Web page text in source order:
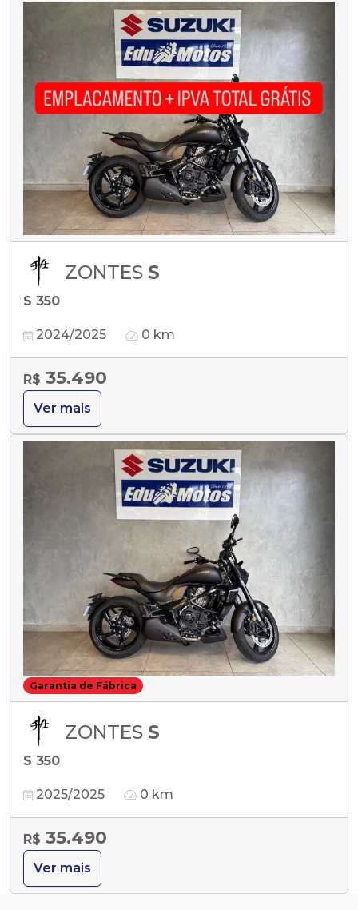
ZONTES S
S 350
2024/2025 0 km
R$ 35.490
Ver mais
Garantia de Fábrica
ZONTES S
S 350
2025/2025 0 km
R$ 35.490
Ver mais